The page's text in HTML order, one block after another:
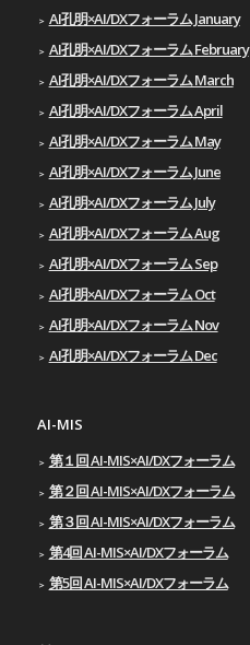
AI孔明×AI/DXフォーラム January
AI孔明×AI/DXフォーラム February
AI孔明×AI/DXフォーラム March
AI孔明×AI/DXフォーラム April
AI孔明×AI/DXフォーラム May
AI孔明×AI/DXフォーラム June
AI孔明×AI/DXフォーラム July
AI孔明×AI/DXフォーラム Aug
AI孔明×AI/DXフォーラム Sep
AI孔明×AI/DXフォーラム Oct
AI孔明×AI/DXフォーラム Nov
AI孔明×AI/DXフォーラム Dec
AI-MIS
第１回 AI-MIS×AI/DXフォーラム
第２回 AI-MIS×AI/DXフォーラム
第３回 AI-MIS×AI/DXフォーラム
第4回 AI-MIS×AI/DXフォーラム
第5回 AI-MIS×AI/DXフォーラム